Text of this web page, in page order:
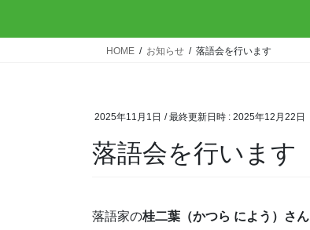
HOME お知らせ 落語会を行います
2025年11月1日 / 最終更新日時 : 2025年12月22日
落語会を行います
落語家の桂二葉（かつら によう）さん